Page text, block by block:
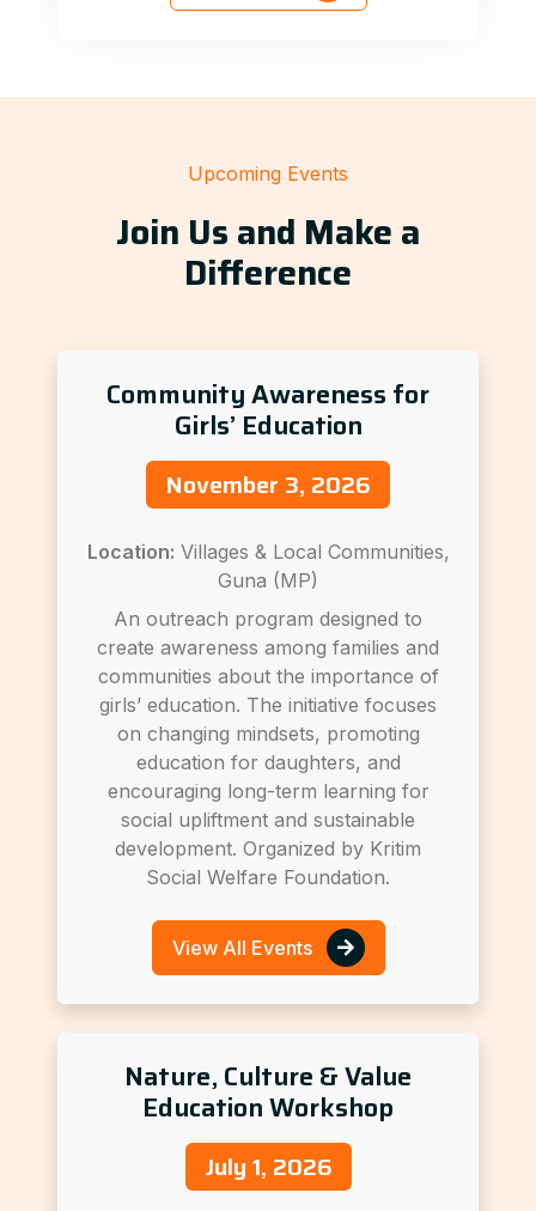
Upcoming Events
Join Us and Make a
Difference
Community Awareness for
Girls’ Education
November 3, 2026
Location: Villages & Local Communities,
Guna (MP)
An outreach program designed to
create awareness among families and
communities about the importance of
girls’ education. The initiative focuses
on changing mindsets, promoting
education for daughters, and
encouraging long-term learning for
social upliftment and sustainable
development. Organized by Kritim
Social Welfare Foundation.
View All Events
Nature, Culture & Value
Education Workshop
July 1, 2026